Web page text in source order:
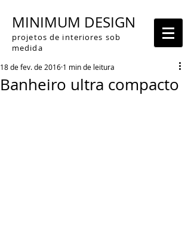
MINIMUM DESIGN
projetos de interiores sob
medida
Banheiro ultra compacto
18 de fev. de 2016 1 min de leitura